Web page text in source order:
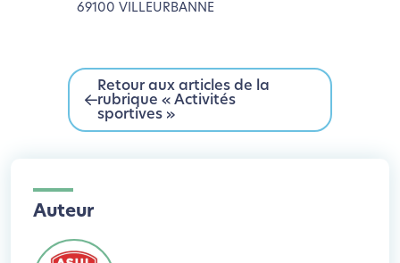
69100 VILLEURBANNE
Retour aux articles de la
rubrique « Activités
sportives »
Auteur